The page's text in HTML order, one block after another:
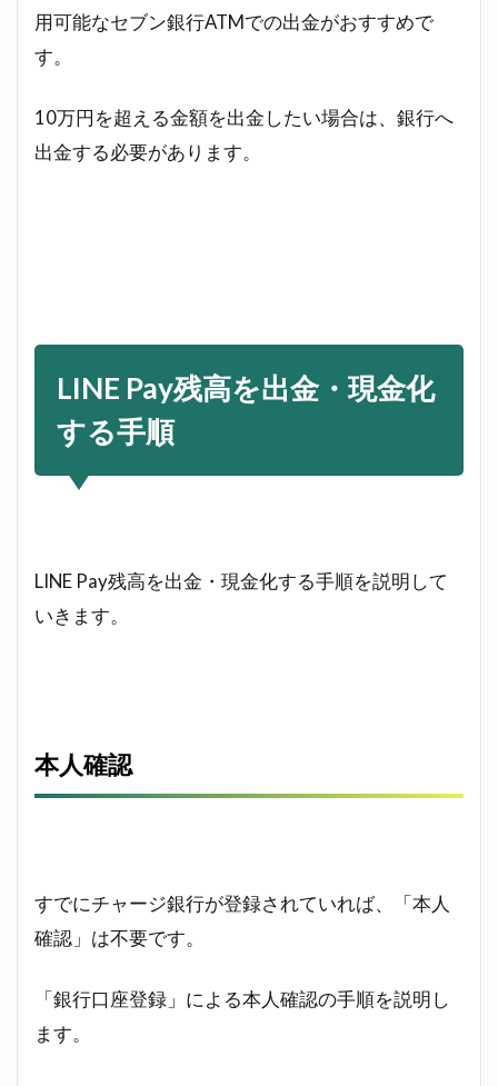
用可能なセブン銀行ATMでの出金がおすすめで
す。
10万円を超える金額を出金したい場合は、銀行へ
出金する必要があります。
LINE Pay残高を出金・現金化
する手順
LINE Pay残高を出金・現金化する手順を説明して
いきます。
本人確認
すでにチャージ銀行が登録されていれば、「本人
確認」は不要です。
「銀行口座登録」による本人確認の手順を説明し
ます。